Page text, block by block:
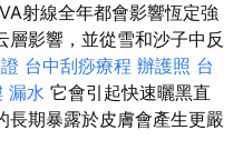
射線全年都會影響恆定強
層影響，並從雪和沙子中反
台中刮痧療程 辦護照 台
漏水 它會引起快速曬黑直
長期暴露於皮膚會產生更嚴